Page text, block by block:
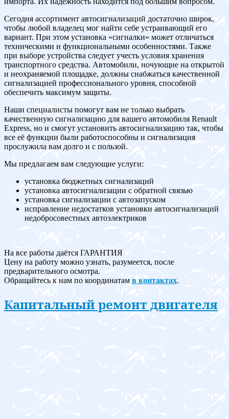
Сегодня ассортимент автосигнализаций достаточно широк,
чтобы любой владелец мог найти себе устраивающий его
вариант. При этом установка «сигналки» может отличаться
техническими и функциональными особенностями. Также
при выборе устройства следует учесть условия хранения
транспортного средства. Автомобили, ночующие на открытой
и неохраняемой площадке, должны снабжаться качественной
сигнализацией профессионального уровня, способной
обеспечить максимум защиты.
Наши специалисты помогут вам не только выбрать
качественную сигнализацию для вашего автомобиля Renault
Express, но и смогут установить автосигнализацию так, чтобы
все её функции были работоспособны и сигнализация
прослужила вам долго и с пользой.
Мы предлагаем вам следующие услуги:
установка бюджетных сигнализаций
установка автосигнализации с обратной связью
установка сигнализации с автозапуском
исправление недостатков установки автосигнализаций
недобросовестных автоэлектриков
На все работы даётся ГАРАНТИЯ
Цену на работу можно узнать, разумеется, после
предварительного осмотра.
Обращайтесь к нам по координатам в контактах.
Капитальный ремонт двигателя